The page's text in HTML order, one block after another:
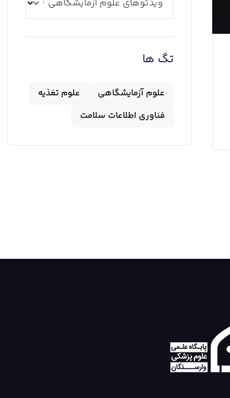
تگ ها
علوم آزمایشگاهی
علوم تغذیه
فناوری اطلاعات سلامت